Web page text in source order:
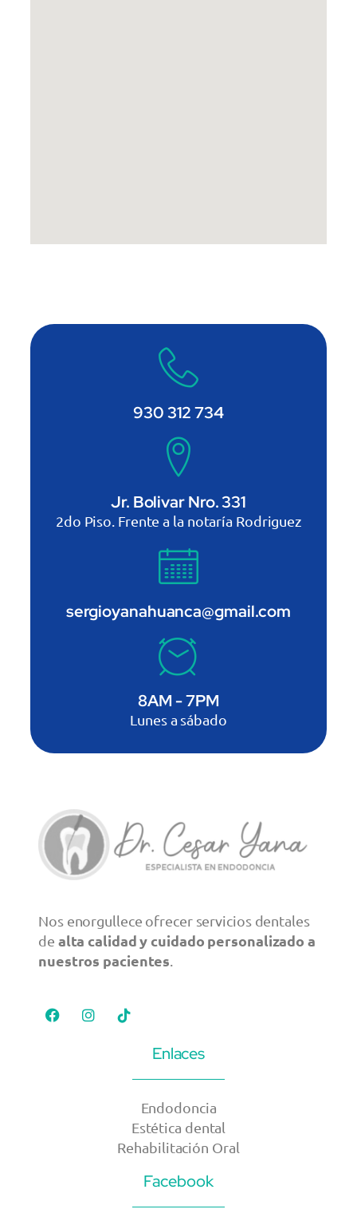
930 312 734
Jr. Bolivar Nro. 331
2do Piso. Frente a la notaría Rodriguez
sergioyanahuanca@gmail.com
8AM - 7PM
Lunes a sábado
Nos enorgullece ofrecer servicios dentales
de alta calidad y cuidado personalizado a
nuestros pacientes.
Enlaces
Endodoncia
Estética dental
Rehabilitación Oral
Facebook